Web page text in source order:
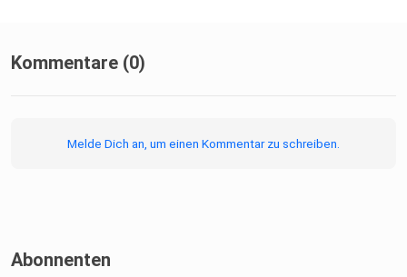
Migrationsfonds der EU (AMIF).
Kommentare (0)
Melde Dich an, um einen Kommentar zu schreiben.
Abonnenten